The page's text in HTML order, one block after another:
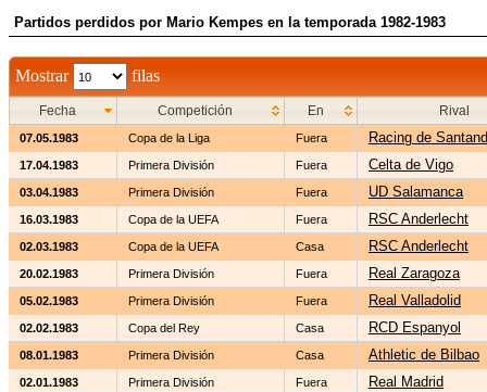
Partidos perdidos por Mario Kempes en la temporada 1982-1983
Mostrar filas
Fecha Competición En Rival
07.05.1983 Copa de la Liga Fuera Racing de
17.04.1983 Primera División Fuera Celta de Vigo
03.04.1983 Primera División Fuera UD Salamanca
16.03.1983 Copa de la UEFA Fuera RSC Anderlecht
02.03.1983 Copa de la UEFA Casa RSC Anderlecht
20.02.1983 Primera División Fuera Real Zaragoza
05.02.1983 Primera División Fuera Real Valladolid
02.02.1983 Copa del Rey Casa RCD Espanyol
08.01.1983 Primera División Casa Athletic de Bilbao
02.01.1983 Primera División Fuera Real Madrid